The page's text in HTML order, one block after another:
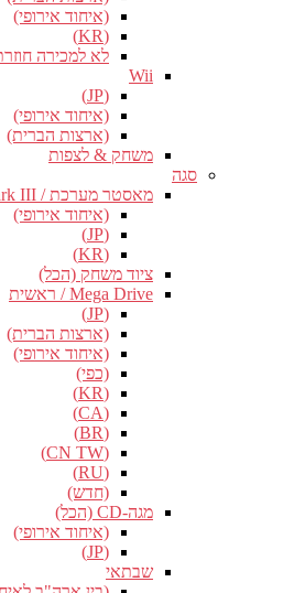
(איחוד אירופי)
(KR)
לא למכירה
Wii
(JP)
(איחוד אירופי)
(ארצות הברית)
משחק & לצפות
סגה
מאסטר מערכת / Mark III
(איחוד אירופי)
(JP)
(KR)
ציוד משחק (הכל)
Mega Drive / ראשית
(JP)
(ארצות הברית)
(איחוד אירופי)
(כפי)
(KR)
(CA)
(BR)
(CN TW)
(RU)
(חדש)
מגה-CD (הכל)
(איחוד אירופי)
(JP)
שבתאי